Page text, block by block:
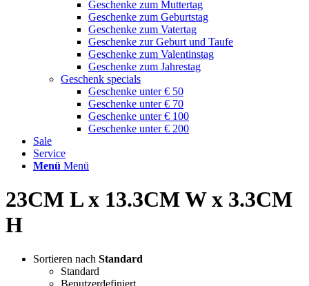
Geschenke zum Muttertag
Geschenke zum Geburtstag
Geschenke zum Vatertag
Geschenke zur Geburt und Taufe
Geschenke zum Valentinstag
Geschenke zum Jahrestag
Geschenk specials
Geschenke unter € 50
Geschenke unter € 70
Geschenke unter € 100
Geschenke unter € 200
Sale
Service
Menü Menü
23CM L x 13.3CM W x 3.3CM
H
Sortieren nach Standard
Standard
Benutzerdefiniert